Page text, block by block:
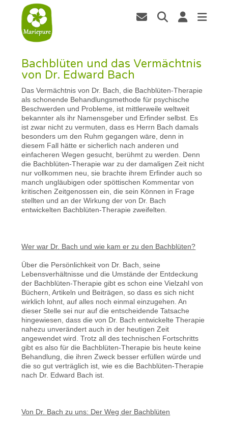
Bachblüten und das Vermächtnis
von Dr. Edward Bach
Das Vermächtnis von Dr. Bach, die Bachblüten-Therapie
als schonende Behandlungsmethode für psychische
Beschwerden und Probleme, ist mittlerweile weltweit
bekannter als ihr Namensgeber und Erfinder selbst. Es
ist zwar nicht zu vermuten, dass es Herrn Bach damals
besonders um den Ruhm gegangen wäre, denn in
diesem Fall hätte er sicherlich nach anderen und
einfacheren Wegen gesucht, berühmt zu werden. Denn
die Bachblüten-Therapie war zu der damaligen Zeit nicht
nur vollkommen neu, sie brachte ihrem Erfinder auch so
manch ungläubigen oder spöttischen Kommentar von
kritischen Zeitgenossen ein, die sein Können in Frage
stellten und an der Wirkung der von Dr. Bach
entwickelten Bachblüten-Therapie zweifelten.
Wer war Dr. Bach und wie kam er zu den Bachblüten?
Über die Persönlichkeit von Dr. Bach, seine
Lebensverhältnisse und die Umstände der Entdeckung
der Bachblüten-Therapie gibt es schon eine Vielzahl von
Büchern, Artikeln und Beiträgen, so dass es sich nicht
wirklich lohnt, auf alles noch einmal einzugehen. An
dieser Stelle sei nur auf die entscheidende Tatsache
hingewiesen, dass die von Dr. Bach entwickelte Therapie
nahezu unverändert auch in der heutigen Zeit
angewendet wird. Trotz all des technischen Fortschritts
gibt es also für die Bachblüten-Therapie bis heute keine
Behandlung, die ihren Zweck besser erfüllen würde und
die so gut verträglich ist, wie es die Bachblüten-Therapie
nach Dr. Edward Bach ist.
Von Dr. Bach zu uns: Der Weg der Bachblüten